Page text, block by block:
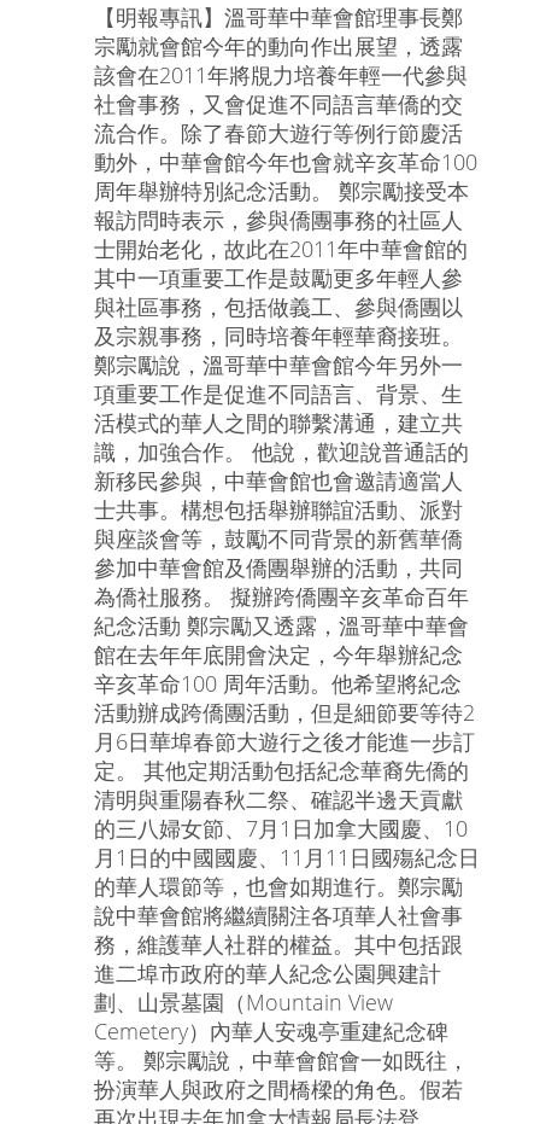
【明報專訊】溫哥華中華會館理事長鄭
宗勵就會館今年的動向作出展望，透露
該會在2011年將覑力培養年輕一代參與
社會事務，又會促進不同語言華僑的交
流合作。除了春節大遊行等例行節慶活
動外，中華會館今年也會就辛亥革命100
周年舉辦特別紀念活動。 鄭宗勵接受本
報訪問時表示，參與僑團事務的社區人
士開始老化，故此在2011年中華會館的
其中一項重要工作是鼓勵更多年輕人參
與社區事務，包括做義工、參與僑團以
及宗親事務，同時培養年輕華裔接班。
鄭宗勵說，溫哥華中華會館今年另外一
項重要工作是促進不同語言、背景、生
活模式的華人之間的聯繫溝通，建立共
識，加強合作。 他說，歡迎說普通話的
新移民參與，中華會館也會邀請適當人
士共事。構想包括舉辦聯誼活動、派對
與座談會等，鼓勵不同背景的新舊華僑
參加中華會館及僑團舉辦的活動，共同
為僑社服務。 擬辦跨僑團辛亥革命百年
紀念活動 鄭宗勵又透露，溫哥華中華會
館在去年年底開會決定，今年舉辦紀念
辛亥革命100 周年活動。他希望將紀念
活動辦成跨僑團活動，但是細節要等待2
月6日華埠春節大遊行之後才能進一步訂
定。 其他定期活動包括紀念華裔先僑的
清明與重陽春秋二祭、確認半邊天貢獻
的三八婦女節、7月1日加拿大國慶、10
月1日的中國國慶、11月11日國殤紀念日
的華人環節等，也會如期進行。鄭宗勵
說中華會館將繼續關注各項華人社會事
務，維護華人社群的權益。其中包括跟
進二埠市政府的華人紀念公園興建計
劃、山景墓園（Mountain View
Cemetery）內華人安魂亭重建紀念碑
等。 鄭宗勵說，中華會館會一如既往，
扮演華人與政府之間橋樑的角色。假若
再次出現去年加拿大情報局長法登